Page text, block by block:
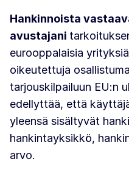
Hankinnoista
avustajani
eurooppalaisia
oikeutettuja
tarjouskilpailuun EU:n
edellyttää, että
yleensä sisältyvät
hankintayksikkö,
arvo.